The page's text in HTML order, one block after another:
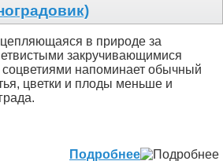
в природе за
закручивающимися
напоминает обычный
цветки и плоды меньше и
Подробнее